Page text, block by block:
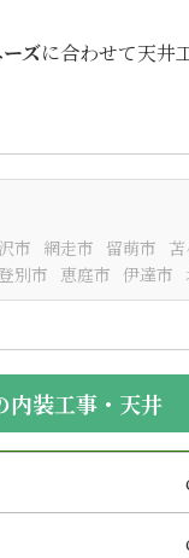
ズに合わせて天井
市 網走市 留萌市
登別市 恵庭市 伊達市
内装工事・天井